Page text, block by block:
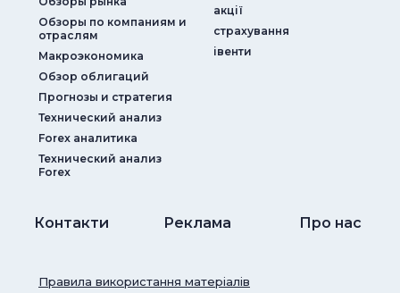
Обзоры по компаниям и
отраслям
Макроэкономика
Обзор облигаций
Прогнозы и стратегия
Технический анализ
Forex аналитика
Технический анализ
Forex
акції
страхування
iвенти
Контакти Реклама Про нас
Правила використання матеріалів